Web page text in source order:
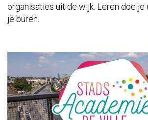
organisaties uit de wijk. Leren doe je
je buren.